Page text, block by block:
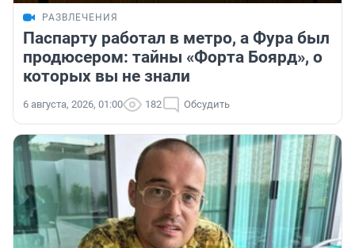
РАЗВЛЕЧЕНИЯ
Паспарту работал в метро, а Фура был
продюсером: тайны «Форта Боярд», о
которых вы не знали
6 августа, 2026, 01:00 182 Обсудить